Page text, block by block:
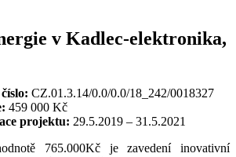
v Kadlec-elektronika,
CZ.01.3.14/0.0/0.0/18_242/0018327
459 000 Kč
projektu: 29.5.2019 – 31.5.2021
765.000Kč je zavedení inovativní